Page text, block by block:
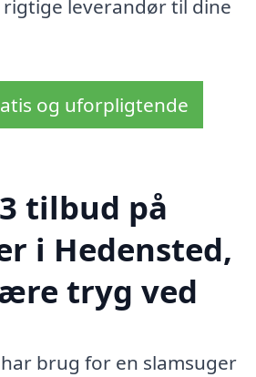
leverandør til dine
og uforpligtende
tilbud på
i Hedensted,
tryg ved
brug for en slamsuger